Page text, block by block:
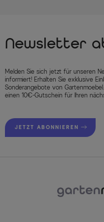
Newsletter
Melden Sie sich jetzt für unseren
informiert! Erhalten Sie exklusive
Sonderangebote von
einen 10€-Gutschein für Ihren
JETZT ABONNIEREN